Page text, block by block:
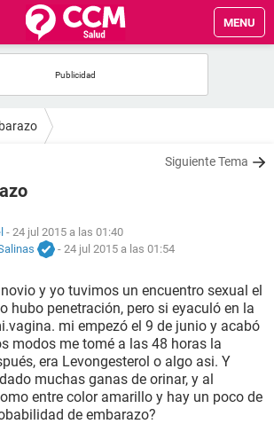
MENU
Siguiente Tema
- 24 jul 2015 a las 01:40
- 24 jul 2015 a las 01:54
y yo tuvimos un encuentro sexual el
hubo penetración, pero si eyaculó en la
mi empezó el 9 de junio y acabó
modos me tomé a las 48 horas la
era Levongesterol o algo asi. Y
muchas ganas de orinar, y al
entre color amarillo y hay un poco de
de embarazo?